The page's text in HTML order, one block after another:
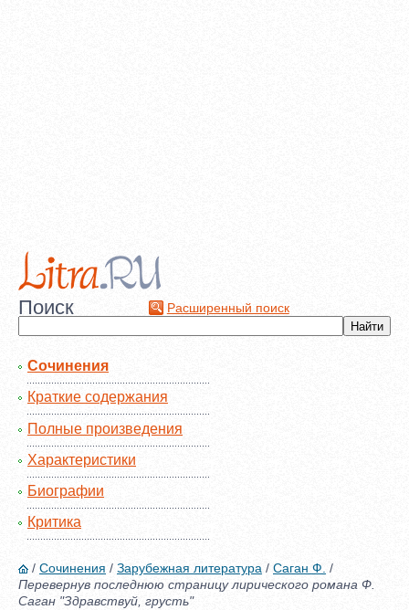
Поиск Расширенный поиск
Сочинения
Краткие содержания
Полные произведения
Характеристики
Биографии
Критика
/ Сочинения / Зарубежная литература / Саган Ф. /
Перевернув последнюю страницу лирического романа Ф.
Саган "Здравствуй, грусть"